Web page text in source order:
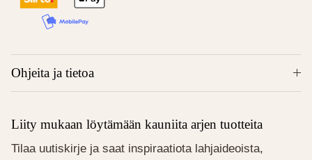
Ohjeita ja tietoa
Liity mukaan löytämään kauniita arjen tuotteita
Tilaa uutiskirje ja saat inspiraatiota lahjaideoista,